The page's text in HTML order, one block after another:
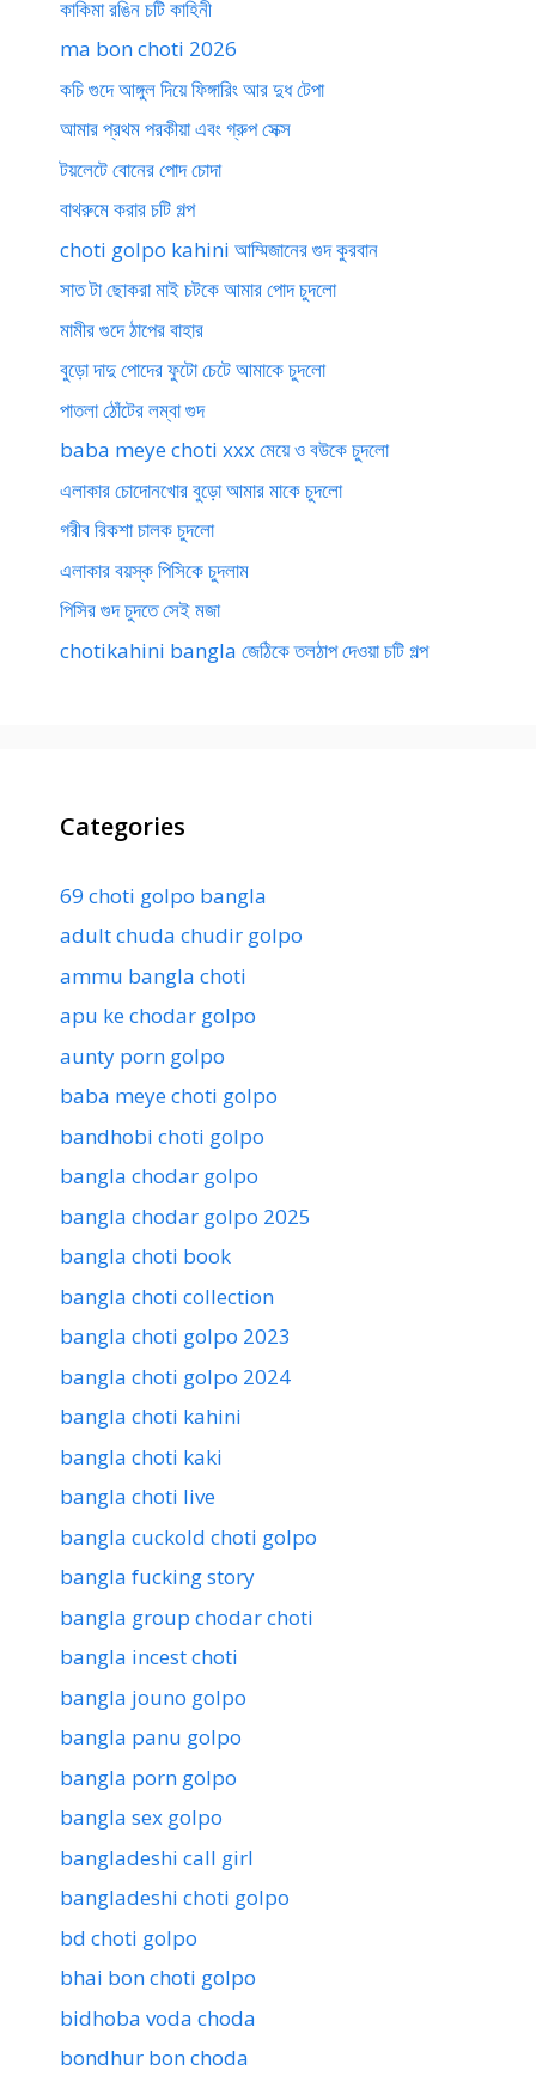
কাকিমা রঙিন চটি কাহিনী
ma bon choti 2026
কচি গুদে আঙ্গুল দিয়ে ফিঙ্গারিং আর দুধ টেপা
আমার প্রথম পরকীয়া এবং গ্রুপ সেক্স
টয়লেটে বোনের পোদ চোদা
বাথরুমে করার চটি গল্প
choti golpo kahini আম্মিজানের গুদ কুরবান
সাত টা ছোকরা মাই চটকে আমার পোদ চুদলো
মামীর গুদে ঠাপের বাহার
বুড়ো দাদু পোদের ফুটো চেটে আমাকে চুদলো
পাতলা ঠোঁটের লম্বা গুদ
baba meye choti xxx মেয়ে ও বউকে চুদলো
এলাকার চোদোনখোর বুড়ো আমার মাকে চুদলো
গরীব রিকশা চালক চুদলো
এলাকার বয়স্ক পিসিকে চুদলাম
পিসির গুদ চুদতে সেই মজা
chotikahini bangla জেঠিকে তলঠাপ দেওয়া চটি গল্প
Categories
69 choti golpo bangla
adult chuda chudir golpo
ammu bangla choti
apu ke chodar golpo
aunty porn golpo
baba meye choti golpo
bandhobi choti golpo
bangla chodar golpo
bangla chodar golpo 2025
bangla choti book
bangla choti collection
bangla choti golpo 2023
bangla choti golpo 2024
bangla choti kahini
bangla choti kaki
bangla choti live
bangla cuckold choti golpo
bangla fucking story
bangla group chodar choti
bangla incest choti
bangla jouno golpo
bangla panu golpo
bangla porn golpo
bangla sex golpo
bangladeshi call girl
bangladeshi choti golpo
bd choti golpo
bhai bon choti golpo
bidhoba voda choda
bondhur bon choda